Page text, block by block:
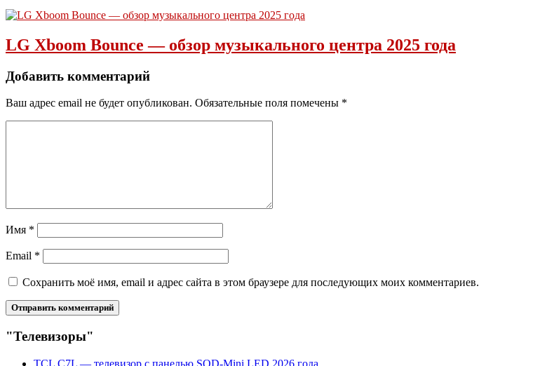
LG Xboom Bounce — обзор музыкального центра 2025 года
Добавить комментарий
Ваш адрес email не будет опубликован. Обязательные поля помечены *
Имя *
Email *
Сохранить моё имя, email и адрес сайта в этом браузере для последующих моих комментариев.
"Телевизоры"
TCL C7L — телевизор с панелью SQD-Mini LED 2026 года